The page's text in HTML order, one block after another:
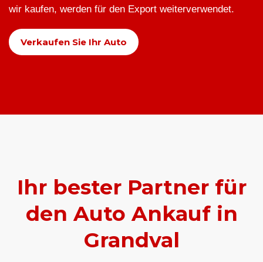
wir kaufen, werden für den Export weiterverwendet.
Verkaufen Sie Ihr Auto
Ihr bester Partner für
den Auto Ankauf in
Grandval